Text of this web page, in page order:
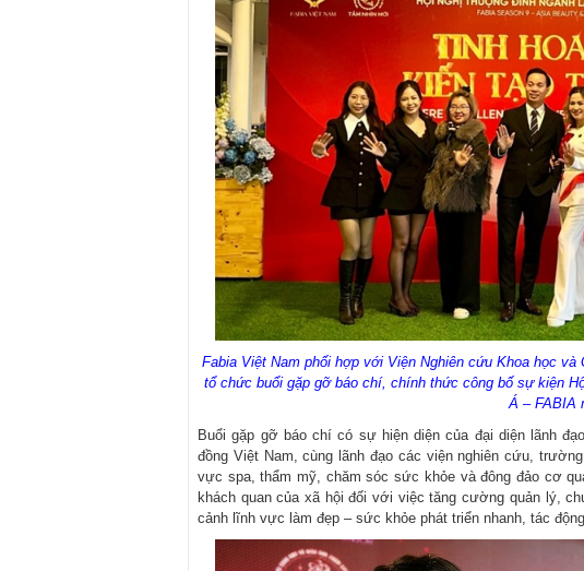
Fabia Việt Nam phối hợp với Viện Nghiên cứu Khoa học
tổ chức buổi gặp gỡ báo chí, chính thức công bố sự kiện
Á – FABIA
Buổi gặp gỡ báo chí có sự hiện diện của đại diện lãnh
đồng Việt Nam, cùng lãnh đạo các viện nghiên cứu,
vực spa, thẩm mỹ, chăm sóc sức khỏe và đông đảo cơ
khách quan của xã hội đối với việc tăng cường quản lý,
cảnh lĩnh vực làm đẹp – sức khỏe phát triển nhanh, tác